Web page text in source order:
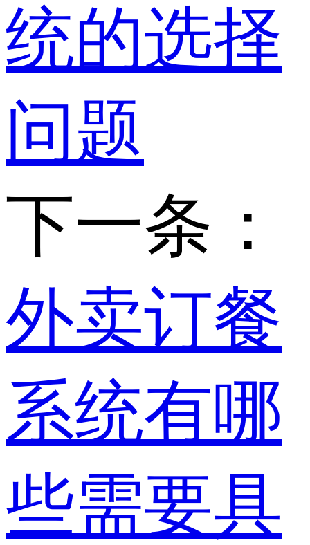
统的选择
问题
下一条：
外卖订餐
系统有哪
些需要具